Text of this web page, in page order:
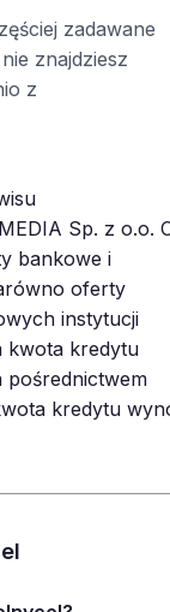
zadawane
znajdziesz
z
Sp. z o.o.
bankowe i
oferty
instytucji
kwota kredytu
pośrednictwem
kredytu